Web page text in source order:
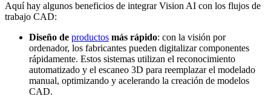
Aquí hay algunos beneficios de integrar Vision AI con los flujos de
trabajo CAD:
Diseño de productos más rápido: con la visión por
ordenador, los fabricantes pueden digitalizar componentes
rápidamente. Estos sistemas utilizan el reconocimiento
automatizado y el escaneo 3D para reemplazar el modelado
manual, optimizando y acelerando la creación de modelos
CAD.